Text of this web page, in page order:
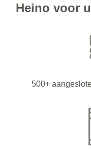
Heino voor
500+